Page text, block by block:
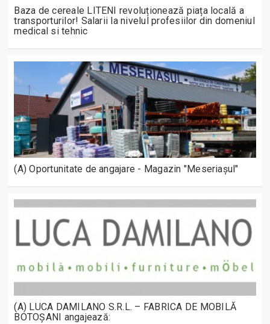
Baza de cereale LITENI revoluționează piața locală a
transporturilor! Salarii la nivelul profesiilor din domeniul
medical si tehnic
(A) Oportunitate de angajare - Magazin "Meseriașul"
(A) LUCA DAMILANO S.R.L. – FABRICA DE MOBILĂ
BOTOȘANI angajează: